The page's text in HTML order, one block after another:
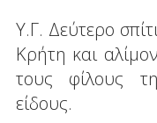
Y.Γ. Δεύτερο
Κρήτη και
τους φίλους
είδους.